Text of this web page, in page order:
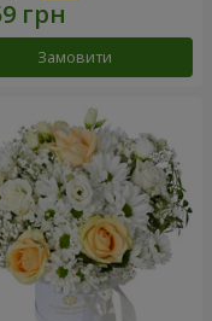
Замовити